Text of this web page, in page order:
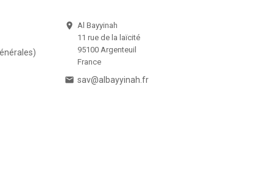
 Al Bayyinah
11 rue de la laïcité
95100 Argenteuil
France
 sav@albayyinah.fr